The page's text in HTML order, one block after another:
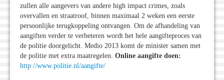
zullen alle aangevers van andere high impact crimes, zoals
overvallen en straatroof, binnen maximaal 2 weken een eerste
persoonlijke terugkoppeling ontvangen. Om de afhandeling van
aangiften verder te verbeteren wordt het hele aangifteproces van
de politie doorgelicht. Medio 2013 komt de minister samen met
de politie met extra maatregelen. Online aangifte doen:
http://www.politie.nl/aangifte/